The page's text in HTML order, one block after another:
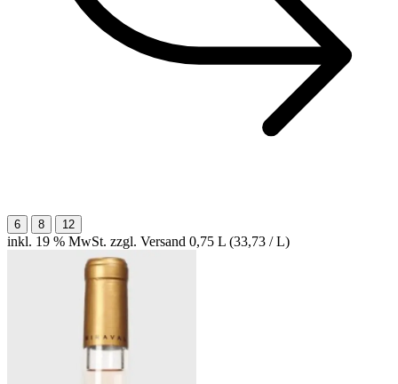
6 8 12
inkl. 19 % MwSt. zzgl. Versand 0,75 L (33,73 / L)